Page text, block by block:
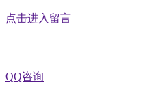
点击进入留言
QQ咨询